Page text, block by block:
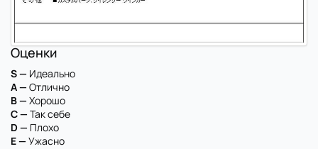
Оценки
S — Идеально
A — Отлично
B — Хорошо
C — Так себе
D — Плохо
E — Ужасно